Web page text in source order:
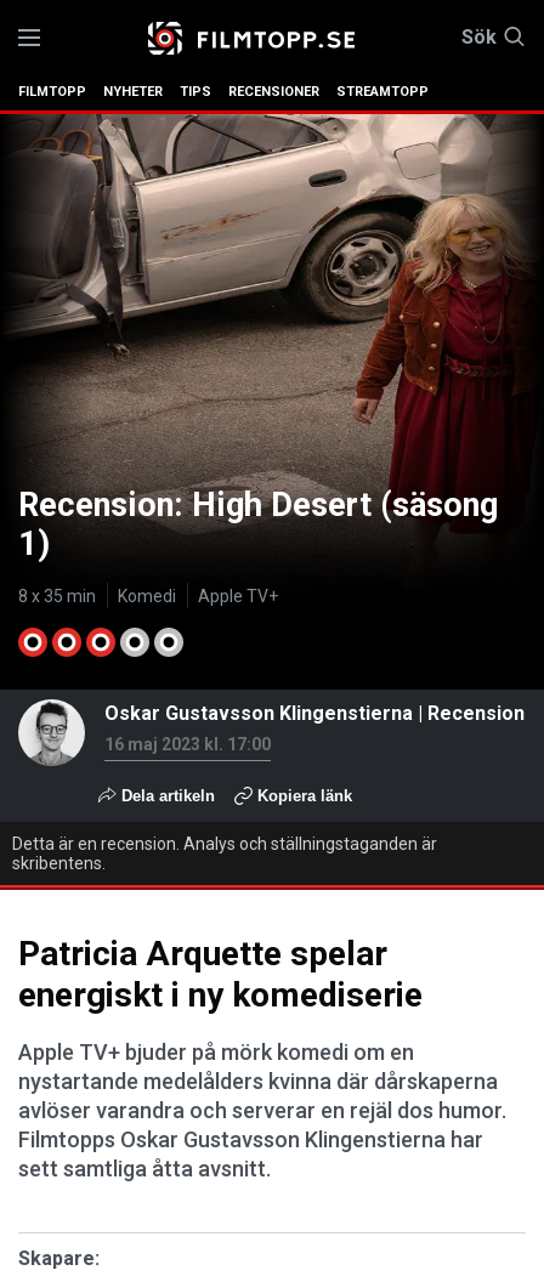
Sök
FILMTOPP NYHETER TIPS RECENSIONER STREAMTOPP
Recension: High Desert (säsong
1)
8 x 35 min Komedi Apple TV+
Oskar Gustavsson Klingenstierna | Recension
16 maj 2023 kl. 17:00
Dela artikeln Kopiera länk
Detta är en recension. Analys och ställningstaganden är
skribentens.
Patricia Arquette spelar
energiskt i ny komediserie
Apple TV+ bjuder på mörk komedi om en
nystartande medelålders kvinna där dårskaperna
avlöser varandra och serverar en rejäl dos humor.
Filmtopps Oskar Gustavsson Klingenstierna har
sett samtliga åtta avsnitt.
Skapare: